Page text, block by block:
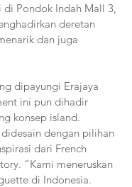
di Pondok Indah Mall 3,
deretan
dan juga
dipayungi Erajaya
ini pun dihadir
konsep island.
dengan pilihan
dari French
“Kami meneruskan
di Indonesia.